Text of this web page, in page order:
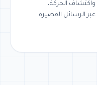
الحركة،
الرسائل القصيرة